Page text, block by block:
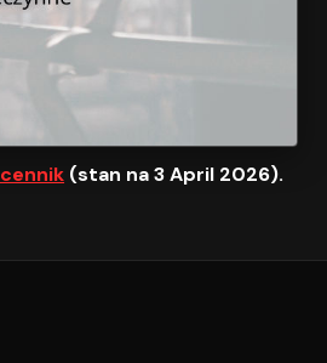
(stan na 3 April 2026).